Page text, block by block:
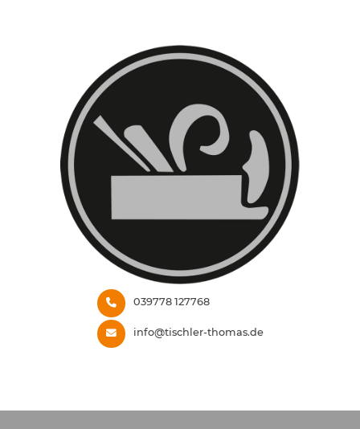
039778 127768
info@tischler-thomas.de